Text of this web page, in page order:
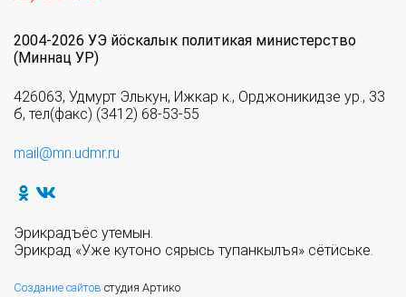
2004-2026 УЭ йöскалык политикая министерство
(Миннац УР)
426063, Удмурт Элькун, Ижкар к., Орджоникидзе ур., 33
б, тел(факс) (3412) 68-53-55
mail@mn.udmr.ru
Эрикрадъёс утемын.
Эрикрад «Уже кутоно сярысь тупанкылъя» сётӥське.
Создание сайтов студия Артико